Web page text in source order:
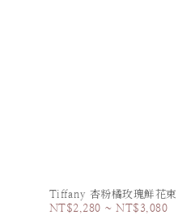
Tiffany 杏粉橘玫瑰鮮花束
NT$2,280 ~ NT$3,080